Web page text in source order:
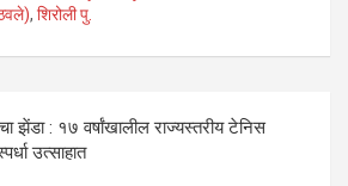
n
a
m
, शिरोली पु.
झेंडा : १७ वर्षांखालील राज्यस्तरीय टेनिस
उत्साहात